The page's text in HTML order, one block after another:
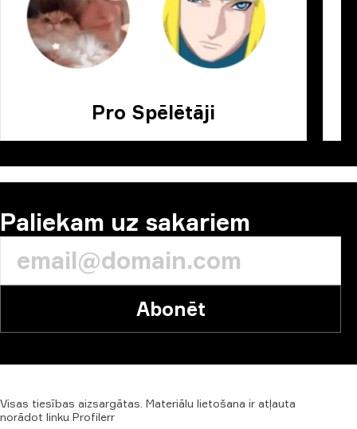
Pro Spēlētāji
Paliekam uz sakariem
Abonēt
Visas tiesības aizsargātas. Materiālu lietošana ir atļauta
norādot linku Profilerr